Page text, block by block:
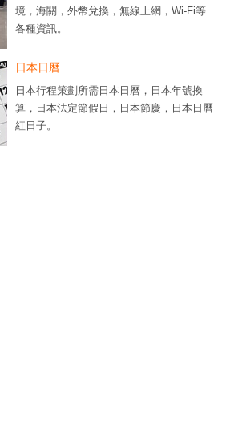
境，海關，外幣兌換，無線上網，Wi-Fi等
各種資訊。
日本日曆
日本行程策劃所需日本日曆，日本年號換
算，日本法定節假日，日本節慶，日本日曆
紅日子。